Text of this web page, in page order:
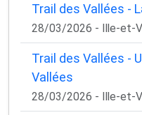
Trail des Vallées -
28/03/2026 - Ille-et-
Trail des Vallées -
Vallées
28/03/2026 - Ille-et-